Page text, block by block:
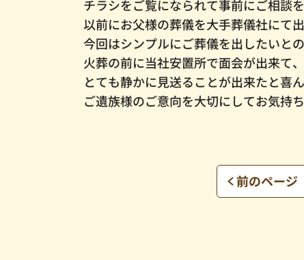
チラシをご覧になられて事前にご相談
以前にお父様の葬儀を大手葬儀社にて
今回はシンプルにご葬儀を出したいと
火葬の前に当社安置所で面会が出来て、
とても静かに見送ることが出来たと喜
ご遺族様のご意向を大切にしてお気持
前のページ